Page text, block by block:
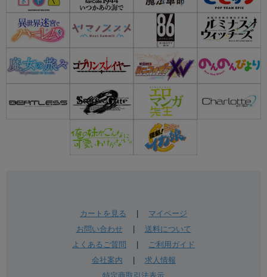
カートを見る
マイページ
お問い合わせ| 送料について
よくあるご質問
ご利用ガイド
会社案内
求人情報